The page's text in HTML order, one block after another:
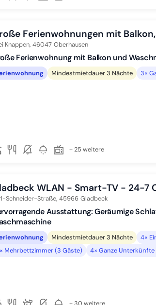
Ferienwohnungen mit
Knappen, 46047 Oberhausen
Ferienwohnung mit Balkon und
Mindestmietdauer 3 Nächte 3×
+ 25 weitere
WLAN - Smart-TV - 24-7
Schneider-Straße, 45966 Gladbeck
Ausstattung: Geräumige
Mindestmietdauer 3 Nächte 4×
Mehrbettzimmer (3 Gäste)
4× Ganze
+ 30 weitere